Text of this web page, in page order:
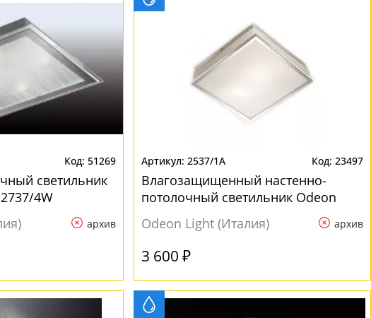
51269
светильник
4W
архив
2537/1A 23497
Влагозащищенный настенно-
потолочный светильник Odeon
Light Tela 2537/1A
Odeon Light (Италия) архив
3 600 ₽